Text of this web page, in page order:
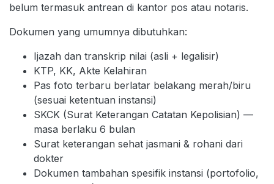
belum termasuk antrean di kantor pos atau notaris.
Dokumen yang umumnya dibutuhkan:
Ijazah dan transkrip nilai (asli + legalisir)
KTP, KK, Akte Kelahiran
Pas foto terbaru berlatar belakang merah/biru
(sesuai ketentuan instansi)
SKCK (Surat Keterangan Catatan Kepolisian) —
masa berlaku 6 bulan
Surat keterangan sehat jasmani & rohani dari
dokter
Dokumen tambahan spesifik instansi (portofolio,